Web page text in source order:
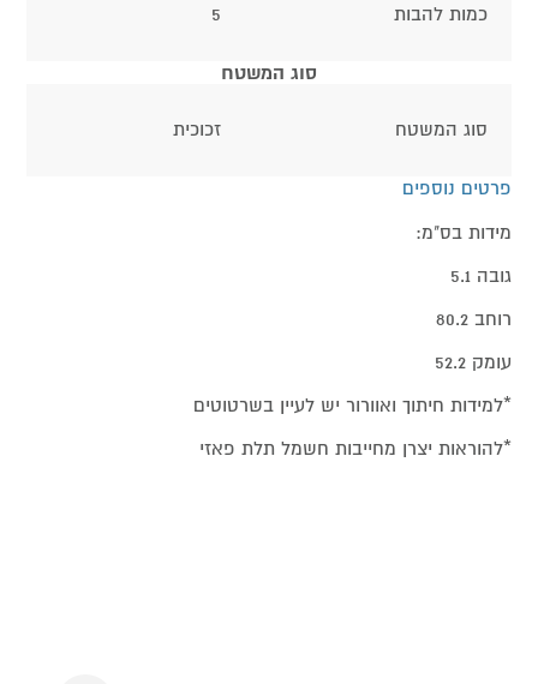
כמות להבות 5
סוג המשטח
סוג המשטח זכוכית
פרטים נוספים
מידות בס"מ:
גובה 5.1
רוחב 80.2
עומק 52.2
*למידות חיתוך ואוורור יש לעיין בשרטוטים
*להוראות יצרן מחייבות חשמל תלת פאזי